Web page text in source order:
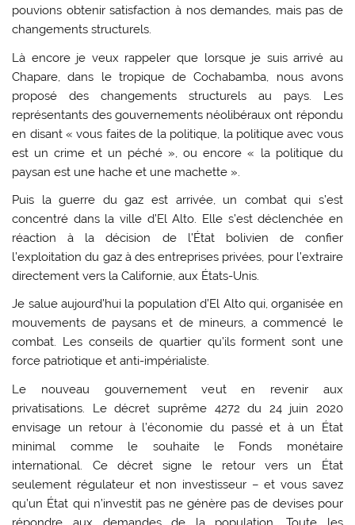
pouvions obtenir satisfaction à nos demandes, mais pas de
changements structurels.
Là encore je veux rappeler que lorsque je suis arrivé au
Chapare, dans le tropique de Cochabamba, nous avons
proposé des changements structurels au pays. Les
représentants des gouvernements néolibéraux ont répondu
en disant « vous faites de la politique, la politique avec vous
est un crime et un péché », ou encore « la politique du
paysan est une hache et une machette ».
Puis la guerre du gaz est arrivée, un combat qui s’est
concentré dans la ville d’El Alto. Elle s’est déclenchée en
réaction à la décision de l’État bolivien de confier
l’exploitation du gaz à des entreprises privées, pour l’extraire
directement vers la Californie, aux États-Unis.
Je salue aujourd’hui la population d’El Alto qui, organisée en
mouvements de paysans et de mineurs, a commencé le
combat. Les conseils de quartier qu’ils forment sont une
force patriotique et anti-impérialiste.
Le nouveau gouvernement veut en revenir aux
privatisations. Le décret suprême 4272 du 24 juin 2020
envisage un retour à l’économie du passé et à un État
minimal comme le souhaite le Fonds monétaire
international. Ce décret signe le retour vers un État
seulement régulateur et non investisseur – et vous savez
qu’un État qui n’investit pas ne génère pas de devises pour